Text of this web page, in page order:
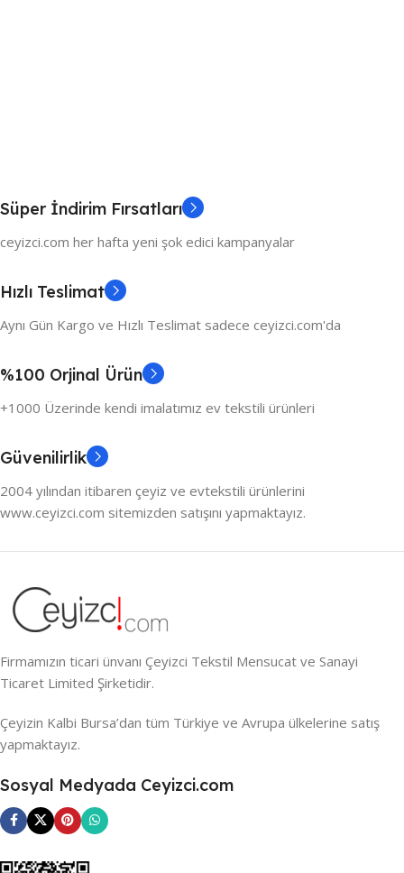
Süper İndirim Fırsatları
ceyizci.com her hafta yeni şok edici kampanyalar
Hızlı Teslimat
Aynı Gün Kargo ve Hızlı Teslimat sadece ceyizci.com'da
%100 Orjinal Ürün
+1000 Üzerinde kendi imalatımız ev tekstili ürünleri
Güvenilirlik
2004 yılından itibaren çeyiz ve evtekstili ürünlerini
www.ceyizci.com sitemizden satışını yapmaktayız.
Firmamızın ticari ünvanı Çeyizci Tekstil Mensucat ve Sanayi
Ticaret Limited Şirketidir.
Çeyizin Kalbi Bursa’dan tüm Türkiye ve Avrupa ülkelerine satış
yapmaktayız.
Sosyal Medyada Ceyizci.com